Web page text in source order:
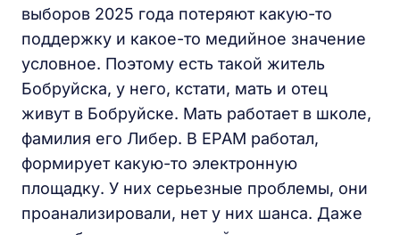
выборов 2025 года потеряют какую-то
поддержку и какое-то медийное значение
условное. Поэтому есть такой житель
Бобруйска, у него, кстати, мать и отец
живут в Бобруйске. Мать работает в школе,
фамилия его Либер. В EPAM работал,
формирует какую-то электронную
площадку. У них серьезные проблемы, они
проанализировали, нет у них шанса. Даже